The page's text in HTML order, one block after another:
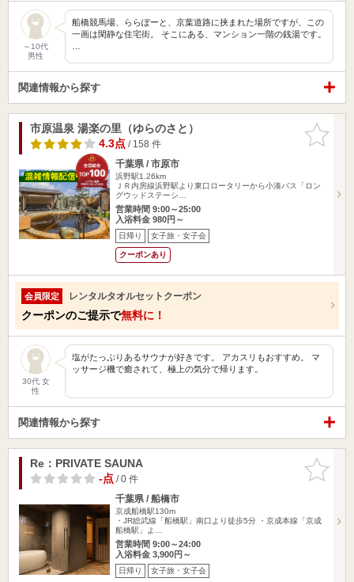
～10代
男性
船橋競馬場、ららぽーと、京葉道路に挟まれた場所ですが、この
一画は閑静な住宅街。 そこにある、マンション一階の銭湯です。
関連情報から探す
お気に入
りに追加
市原温泉 湯楽の里（ゆらのさと）
4.3点/ 158 件
千葉県 / 市原市
浜野駅1.26km
ＪＲ内房線浜野駅より東口ロータリーから小湊バス「ロン
グウッドステーシ…
営業時間 9:00～25:00
入浴料金 980円～
日帰り 女子旅・女子会
クーポンあり
会員限定 レンタルタオルセットクーポン
クーポンのご提示で無料に！
30代 女
性
塩がたっぷりあるサウナが好きです。 アカスリもおすすめ。 マ
ッサージ機で癒されて、極上の気分で帰ります。
関連情報から探す
お気に入
りに追加
Re：PRIVATE SAUNA
-点/ 0 件
千葉県 / 船橋市
京成船橋駅130m
・JR総武線「船橋駅」南口より徒歩5分 ・京成本線「京成
船橋駅」よ…
営業時間 9:00～24:00
入浴料金 3,900円～
日帰り 女子旅・女子会